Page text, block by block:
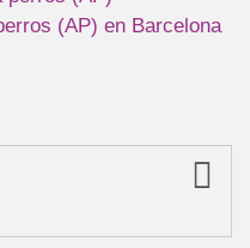
(AP) en Barcelona